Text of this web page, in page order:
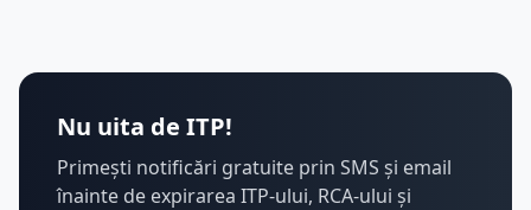
Nu uita de ITP!
Primești notificări gratuite prin SMS și email
înainte de expirarea ITP-ului, RCA-ului și